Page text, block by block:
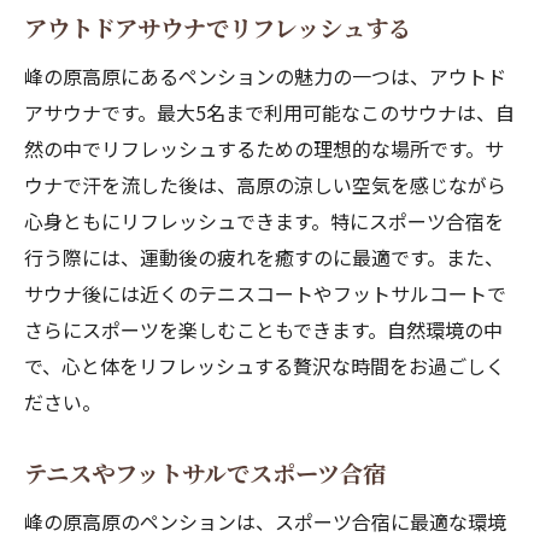
子供と一緒に楽しむ高原の遊び
スポーツ合宿に最適な峰の原ペンション
高地トレーニングで体力を鍛える
ペンション周辺のスポーツ施設の紹介
爽やかな環境での合宿の魅力
アウトドアサウナでリカバリー
ペンション合宿の充実したスケジュール
自然との調和を楽しむスポーツ体験
アウトドアサウナの魅力を堪能する合宿
リフレッシュできる夏の高原合宿
サウナ後のアクティブな過ごし方
アウトドアサウナでリフレッシュする
峰の原高原にあるペンションの魅力の一つは、アウトド
アサウナです。最大5名まで利用可能なこのサウナは、自
然の中でリフレッシュするための理想的な場所です。サ
ウナで汗を流した後は、高原の涼しい空気を感じながら
心身ともにリフレッシュできます。特にスポーツ合宿を
行う際には、運動後の疲れを癒すのに最適です。また、
サウナ後には近くのテニスコートやフットサルコートで
さらにスポーツを楽しむこともできます。自然環境の中
で、心と体をリフレッシュする贅沢な時間をお過ごしく
ださい。
テニスやフットサルでスポーツ合宿
峰の原高原のペンションは、スポーツ合宿に最適な環境